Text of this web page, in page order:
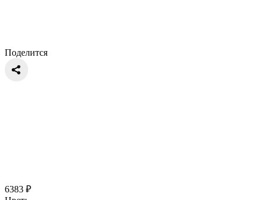
Поделится
6383 ₽